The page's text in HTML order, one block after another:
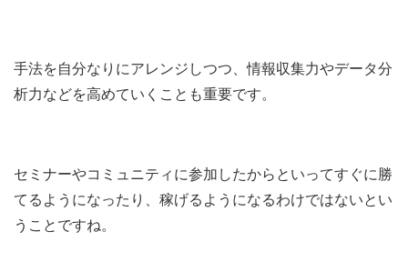
手法を自分なりにアレンジしつつ、情報収集力やデータ分
析力などを高めていくことも重要です。
セミナーやコミュニティに参加したからといってすぐに勝
てるようになったり、稼げるようになるわけではないとい
うことですね。